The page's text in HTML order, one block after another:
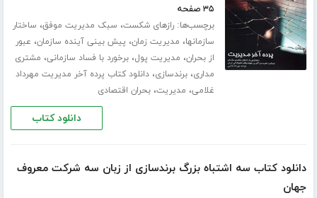
۳۵ صفحه
برچسب‌ها:رازهای شکست، سبک مدیریت موفق، ساختار
سازمانها، مدیریت زمان، پیش بینی آینده سازمان، عبور
از بحران، مدیریت پول،برخورد با فساد سازمانی، مشتری
مداری،برندسازی،دانلود کتاب پرده آخر مدیریت مهرداد
غلامی، مدیریت،بحران اقتصادی
دانلود کتاب
دانلود کتاب سه اشتباه بزرگ برندسازی از زبان سه شرکت معروف
جهان